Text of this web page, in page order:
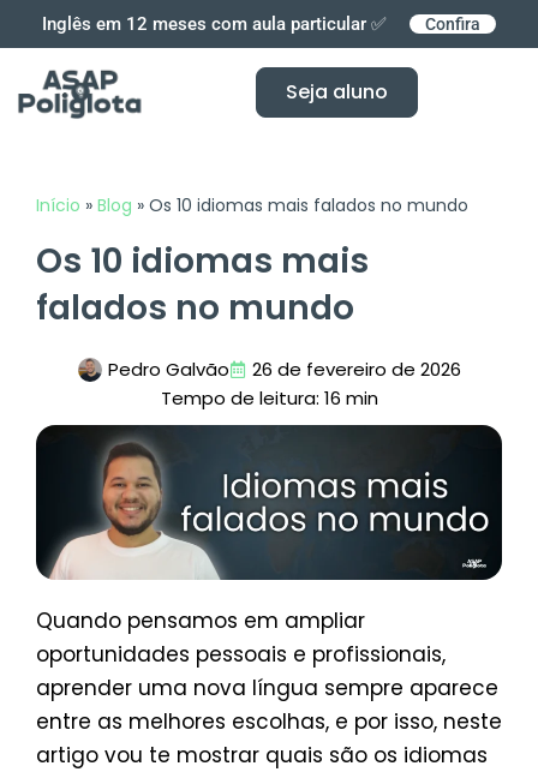
conteúdo
Inglês em 12 meses com aula particular ✅ Confira
Seja aluno
Início » Blog » Os 10 idiomas mais falados no mundo
Os 10 idiomas mais
falados no mundo
Pedro Galvão
26 de fevereiro de 2026
Tempo de leitura: 16 min
Quando pensamos em ampliar
oportunidades pessoais e profissionais,
aprender uma nova língua sempre aparece
entre as melhores escolhas, e por isso, neste
artigo vou te mostrar quais são os idiomas